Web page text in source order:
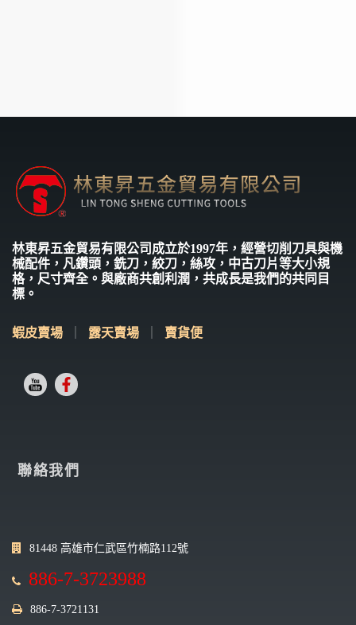
林東昇五金貿易有限公司成立於1997年，經營切削刀具與機
械配件，凡鑽頭，銑刀，絞刀，絲攻，中古刀片等大小規
格，尺寸齊全。與廠商共創利潤，共成長是我們的共同目
標。
蝦皮賣場 露天賣場 賣貨便
聯絡我們
81448 高雄市仁武區竹楠路112號
886-7-3723988
886-7-3721131